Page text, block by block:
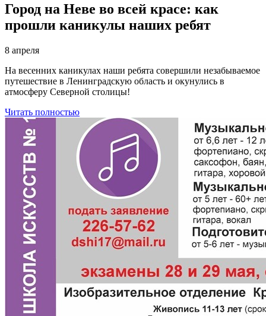
Город на Неве во всей красе: как
прошли каникулы наших ребят
8 апреля
На весенних каникулах наши ребята совершили незабываемое
путешествие в Ленинградскую область и окунулись в
атмосферу Северной столицы!
Читать полностью